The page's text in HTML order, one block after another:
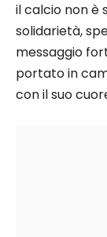
il calcio non è
solidarietà,
messaggio
portato in
con il suo